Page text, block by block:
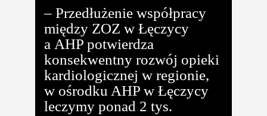
– Przedłużenie współpracy
między ZOZ w Łęczycy
a AHP potwierdza
konsekwentny rozwój opieki
kardiologicznej w regionie,
w ośrodku AHP w Łęczycy
leczymy ponad 2 tys.